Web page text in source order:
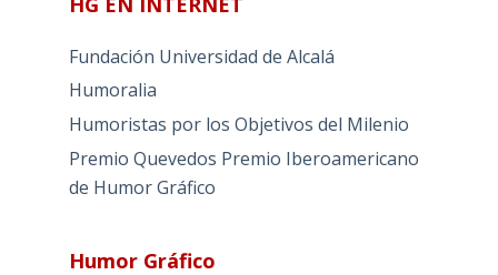
Fundación Universidad de Alcalá
Humoralia
Humoristas por los Objetivos del Milenio
Premio Quevedos Premio Iberoamericano
de Humor Gráfico
Humor Gráfico